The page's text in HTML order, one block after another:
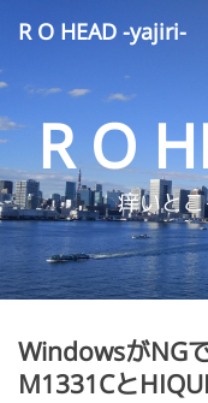
R O HEAD -yajiri-
R O
痒いと
WindowsがNG
M1331Cと